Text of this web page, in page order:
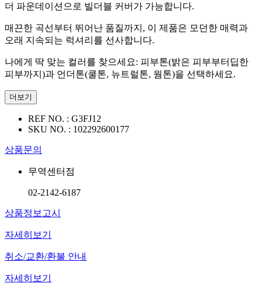
더 파운데이션으로 빌더블 커버가 가능합니다.
매끈한 곡선부터 뛰어난 품질까지, 이 제품은 모던한 매력과
오래 지속되는 럭셔리를 선사합니다.
나에게 딱 맞는 컬러를 찾으세요: 피부톤(밝은 피부부터딥한
피부까지)과 언더톤(쿨톤, 뉴트럴톤, 웜톤)을 선택하세요.
더보기
REF NO. : G3FJ12
SKU NO. : 102292600177
상품문의
무역센터점
02-2142-6187
상품정보고시
자세히보기
취소/교환/환불 안내
자세히보기